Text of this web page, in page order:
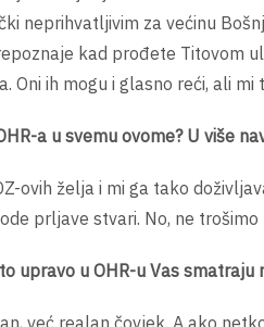
neprihvatljivim za većinu
kad prođete Titovom
Oni ih mogu i glasno reći, ali
a u svemu ovome? U više
ovih želja i mi ga tako
prljave stvari. No, ne trošimo
upravo u OHR-u Vas
već realan čovjek. A ako